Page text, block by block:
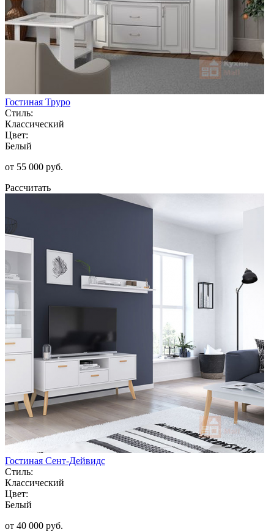
Гостиная Труро
Стиль:
Классический
Цвет:
Белый
от 55 000 руб.
Рассчитать
Гостиная Сент-Дейвидс
Стиль:
Классический
Цвет:
Белый
от 40 000 руб.